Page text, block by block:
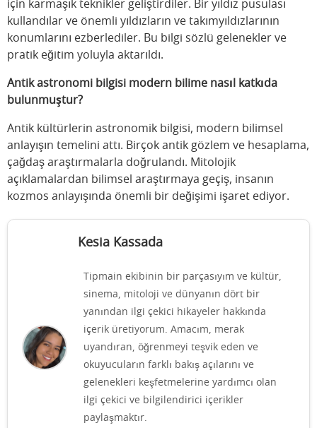
için karmaşık teknikler geliştirdiler. Bir yıldız pusulası
kullandılar ve önemli yıldızların ve takımyıldızlarının
konumlarını ezberlediler. Bu bilgi sözlü gelenekler ve
pratik eğitim yoluyla aktarıldı.
Antik astronomi bilgisi modern bilime nasıl katkıda
bulunmuştur?
Antik kültürlerin astronomik bilgisi, modern bilimsel
anlayışın temelini attı. Birçok antik gözlem ve hesaplama,
çağdaş araştırmalarla doğrulandı. Mitolojik
açıklamalardan bilimsel araştırmaya geçiş, insanın
kozmos anlayışında önemli bir değişimi işaret ediyor.
Kesia Kassada
Tipmain ekibinin bir parçasıyım ve kültür,
sinema, mitoloji ve dünyanın dört bir
yanından ilgi çekici hikayeler hakkında
içerik üretiyorum. Amacım, merak
uyandıran, öğrenmeyi teşvik eden ve
okuyucuların farklı bakış açılarını ve
gelenekleri keşfetmelerine yardımcı olan
ilgi çekici ve bilgilendirici içerikler
paylaşmaktır.